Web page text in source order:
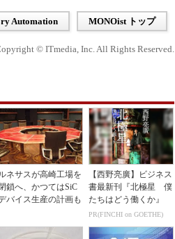
Automation MONOist トップ
© ITmedia, Inc. All Rights Reserved.
ネサスが高崎工場を
鎖へ、かつてはSiC
バイス生産の計画も
【西野亮廣】ビジネス
書最新刊『北極星 僕
たちはどう働くか』
PR(FINCHI on GOETHE)